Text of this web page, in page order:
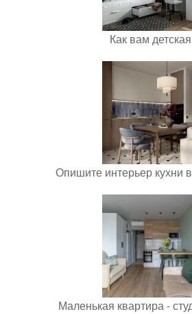
Как вам
Опишите интерьер кухни
Маленькая квартира -